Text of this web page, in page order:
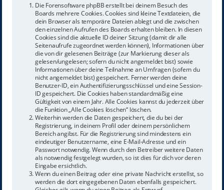
Die Forensoftware phpBB erstellt bei deinem Besuch des
Boards mehrere Cookies. Cookies sind kleine Textdateien, die
dein Browser als temporäre Dateien ablegt und die zwischen
den einzelnen Aufrufen des Boards erhalten bleiben. In diesen
Cookies sind die aktuelle ID deiner Sitzung (damit dir alle
Seitenaufrufe zugeordnet werden können), Informationen über
die von dir gelesenen Beiträge (zur Markierung dieser als
gelesen/ungelesen; sofern du nicht angemeldet bist) sowie
Informationen über deine Teilnahme an Umfragen (sofern du
nicht angemeldet bist) gespeichert. Ferner werden deine
Benutzer-ID, ein Authentifizierungsschlüssel und eine Session-
ID gespeichert. Die Cookies haben standardmäßig eine
Gültigkeit von einem Jahr. Alle Cookies kannst du jederzeit über
die Funktion „Alle Cookies löschen“ löschen.
Weiterhin werden die Daten gespeichert, die du bei der
Registrierung, in deinem Profil oder deinem persönlichem
Bereich angibst. Für die Registrierung sind mindestens ein
eindeutiger Benutzername, eine E-Mail-Adresse und ein
Passwort notwendig. Wenn durch den Betreiber weitere Daten
als notwendig festgelegt wurden, so ist dies für dich vor deren
Eingabe ersichtlich.
Wenn du einen Beitrag oder eine private Nachricht erstellst, so
werden die dort eingegebenen Daten ebenfalls gespeichert.